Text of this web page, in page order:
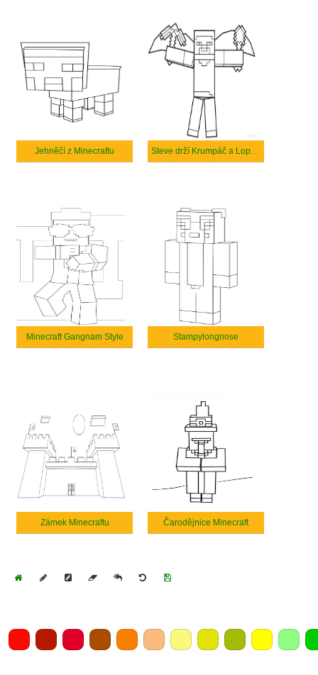
Jehněčí z Minecraftu Steve drží Krumpáč a Lopatu
Minecraft Gangnam Style Stampylongnose
Zámek Minecraftu Čarodějnice Minecraft